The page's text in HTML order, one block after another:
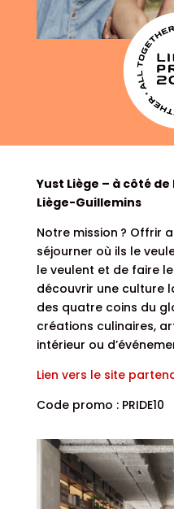
Yust Liège – à côté
Liège-Guillemins
Notre mission ? Offrir
séjourner où ils le
le veulent et de faire
découvrir une culture
des quatre coins du
créations culinaires,
intérieur ou
Lien vers le site
Code promo : PRIDE10